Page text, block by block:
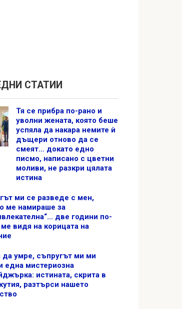
СТАТИИ
Тя се прибра по-рано и
уволни жената, която беше
успяла да накара немите ѝ
дъщери отново да се
смеят… докато едно
писмо, написано с цветни
моливи, не разкри цялата
истина
ми се разведе с мен,
ме намираше за
две години по-
видя на корицата на
умре, съпругът ми ми
една мистериозна
истината, скрита в
разтърси нашето